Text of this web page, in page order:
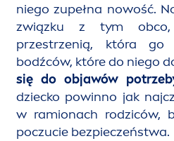
niego zupełna nowość.
związku z tym obco,
przestrzenią, która
bodźców, które do niego
się do objawów
dziecko powinno jak
w ramionach rodziców,
poczucie bezpieczeństwa.